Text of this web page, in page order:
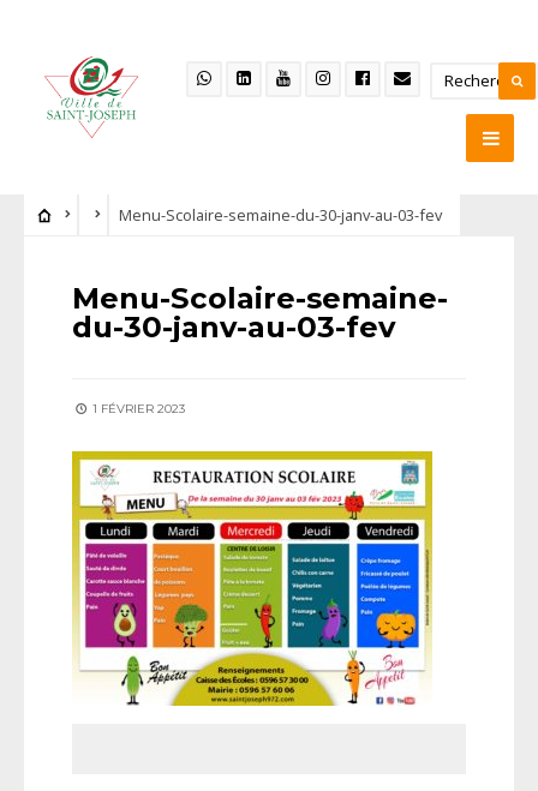
Menu-Scolaire-semaine-du-30-janv-au-03-fev
Menu-Scolaire-semaine-
du-30-janv-au-03-fev
1 FÉVRIER 2023